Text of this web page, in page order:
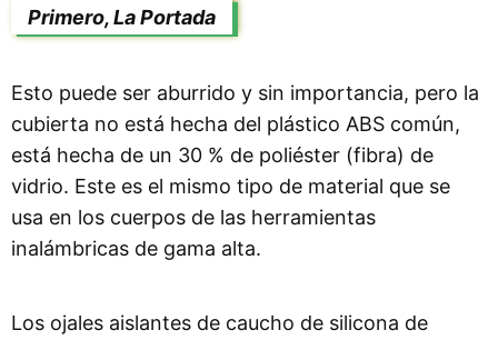
Primero, La Portada
Esto puede ser aburrido y sin importancia, pero la
cubierta no está hecha del plástico ABS común,
está hecha de un 30 % de poliéster (fibra) de
vidrio. Este es el mismo tipo de material que se
usa en los cuerpos de las herramientas
inalámbricas de gama alta.
Los ojales aislantes de caucho de silicona de